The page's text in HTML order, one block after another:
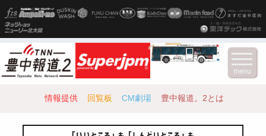
情報提供 回覧板 CM劇場 豊中報道。2とは
menu